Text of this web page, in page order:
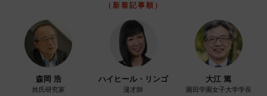
（新着記事順）
森岡 浩
姓氏研究家
ハイヒール・リンゴ
漫才師
大江 篤
園田学園女子大学学長